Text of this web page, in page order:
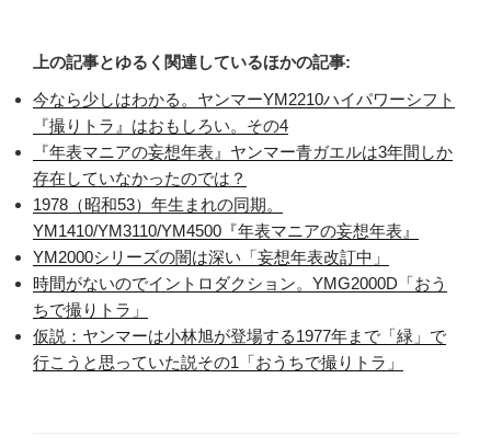
上の記事とゆるく関連しているほかの記事:
今なら少しはわかる。ヤンマーYM2210ハイパワーシフト
『撮りトラ』はおもしろい。その4
『年表マニアの妄想年表』ヤンマー青ガエルは3年間しか
存在していなかったのでは？
1978（昭和53）年生まれの同期。
YM1410/YM3110/YM4500『年表マニアの妄想年表』
YM2000シリーズの闇は深い「妄想年表改訂中」
時間がないのでイントロダクション。YMG2000D「おう
ちで撮りトラ」
仮説：ヤンマーは小林旭が登場する1977年まで「緑」で
行こうと思っていた説その1「おうちで撮りトラ」